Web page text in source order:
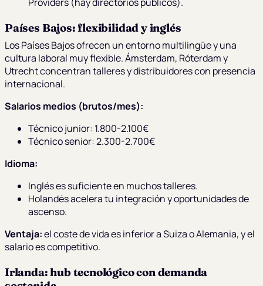
Países Bajos: flexibilidad y inglés
Los Países Bajos ofrecen un entorno multilingüe y una
cultura laboral muy flexible. Ámsterdam, Róterdam y
Utrecht concentran talleres y distribuidores con presencia
internacional.
Salarios medios (brutos/mes):
Técnico junior: 1.800-2.100€
Técnico senior: 2.300-2.700€
Idioma:
Inglés es suficiente en muchos talleres.
Holandés acelera tu integración y oportunidades de
ascenso.
Ventaja:el coste de vida es inferior a Suiza o Alemania, y el
salario es competitivo.
Irlanda: hub tecnológico con demanda